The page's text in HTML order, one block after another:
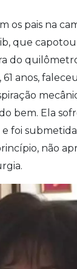
os pais na
que
do quilômetro
anos,
bem. Ela
foi
não